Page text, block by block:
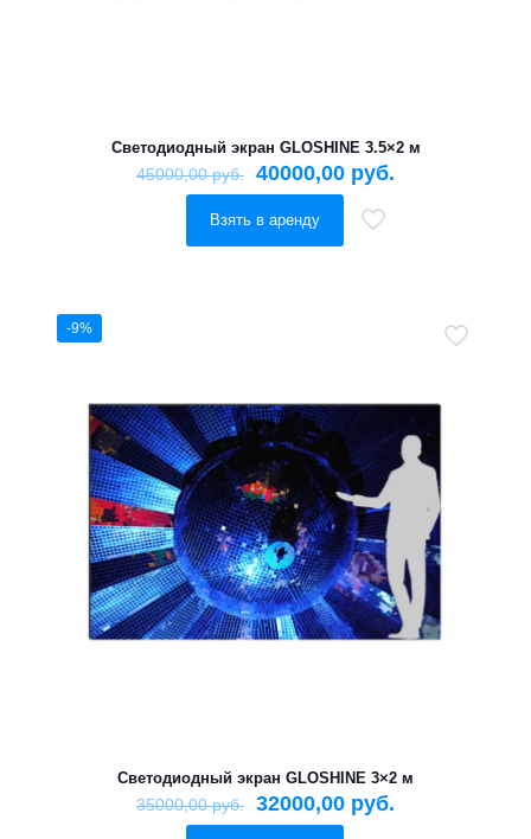
Светодиодный экран GLOSHINE 3.5×2 м
45000,00руб. 40000,00 руб.
Взять в аренду
-9%
Светодиодный экран GLOSHINE 3×2 м
35000,00руб. 32000,00 руб.